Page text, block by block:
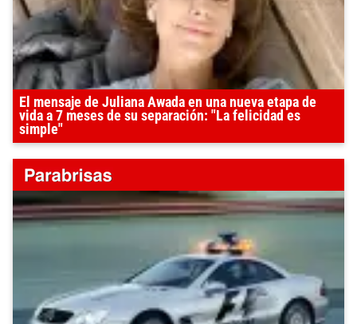
El mensaje de Juliana Awada en una nueva etapa de
vida a 7 meses de su separación: "La felicidad es
simple"